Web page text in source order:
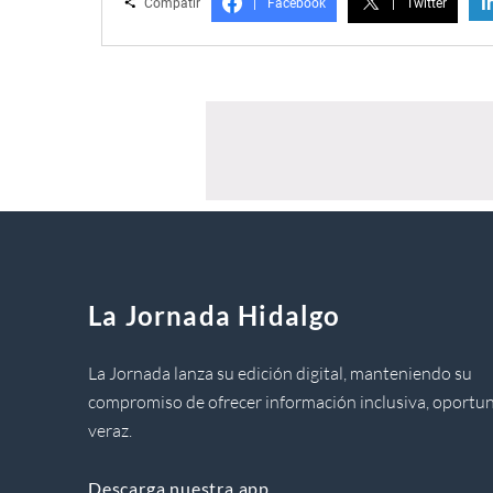
La Jornada Hidalgo
La Jornada lanza su edición digital, manteniendo su
compromiso de ofrecer información inclusiva,
veraz.
Descarga nuestra app